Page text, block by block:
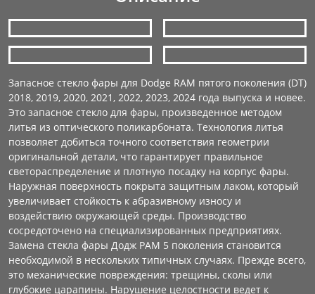
Запасное стекло фары для Dodge RAM пятого поколения (DT)
2018, 2019, 2020, 2021, 2022, 2023, 2024 года выпуска и новее.
Это запасное стекло для фары, произведенное методом
литья из оптического поликарбоната. Технология литья
позволяет добиться точного соответствия геометрии
оригинальной детали, что гарантирует правильное
светораспределение и плотную посадку на корпус фары.
Наружная поверхность покрыта защитным лаком, который
увеличивает стойкость к абразивному износу и
воздействию окружающей среды. Производство
сосредоточено на специализированных предприятиях.
Замена стекла фары Додж РАМ 5 поколения становится
необходимой в нескольких типичных случаях. Прежде всего,
это механические повреждения: трещины, сколы или
глубокие царапины. Нарушение целостности ведет к